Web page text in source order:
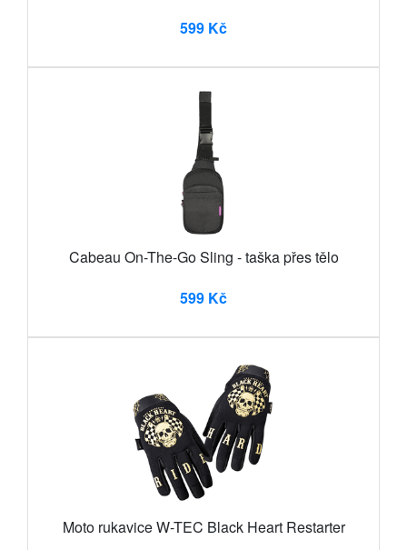
599 Kč
Cabeau On-The-Go Sling - taška přes tělo
599 Kč
Moto rukavice W-TEC Black Heart Restarter